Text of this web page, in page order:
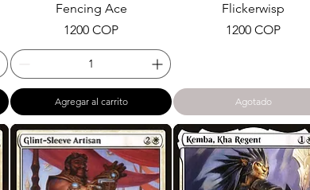
Fencing Ace
Precio
1200 COP
Agregar al carrito
Flickerwisp
Precio
1200 COP
Agotado